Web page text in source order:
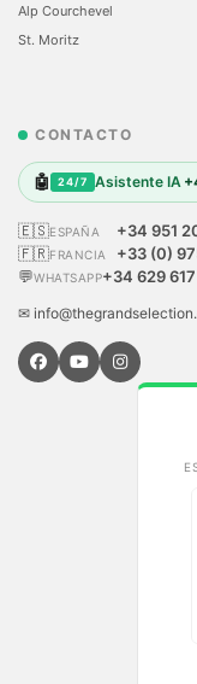
Alp Courchevel
St. Moritz
CONTACTO
🤖 24/7 Asistente IA
🇪🇸ESPAÑA
+34 951
🇫🇷FRANCIA
+33 (0)
💬WHATSAPP+34 629
✉